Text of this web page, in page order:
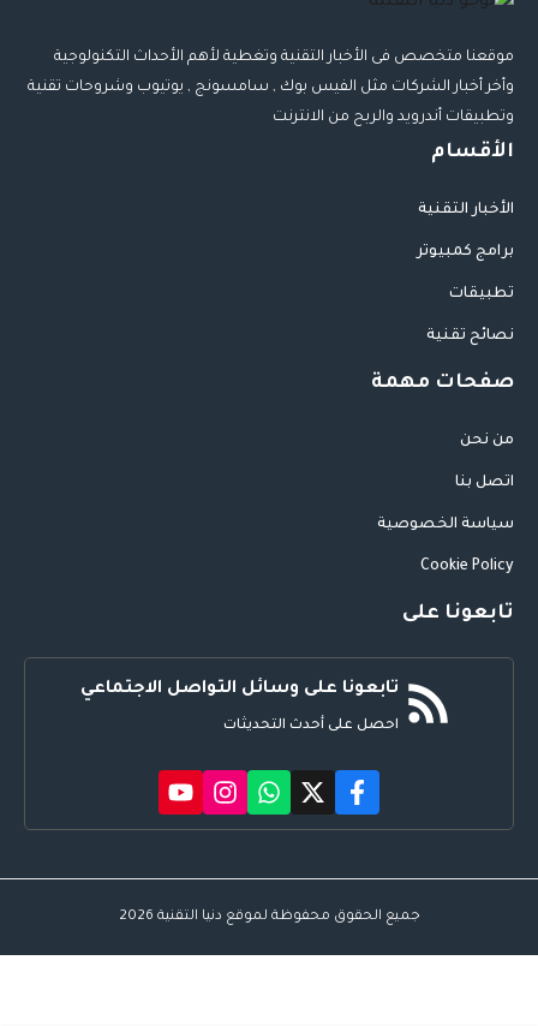
موقعنا متخصص فى الأخبار التقنية وتغطية لأهم الأحداث التكنولوجية
وأخر أخبار الشركات مثل الفيس بوك , سامسونج , يوتيوب وشروحات تقنية
وتطبيقات أندرويد والربح من الانترنت
الأقسام
الأخبار التقنية
برامج كمبيوتر
تطبيقات
نصائح تقنية
صفحات مهمة
من نحن
اتصل بنا
سياسة الخصوصية
Cookie Policy
تابعونا على
تابعونا على وسائل التواصل الاجتماعي
احصل على أحدث التحديثات
جميع الحقوق محفوظة لموقع دنيا التقنية 2026